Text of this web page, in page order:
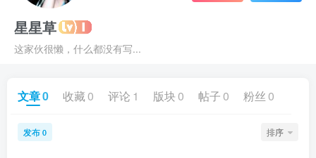
星星草
这家伙很懒，什么都没有写...
文章0 收藏 0 评论 1 版块 0 帖子 0 粉丝 0
发布 0 排序